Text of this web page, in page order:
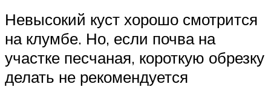
Невысокий куст хорошо смотрится
на клумбе. Но, если почва на
участке песчаная, короткую обрезку
делать не рекомендуется